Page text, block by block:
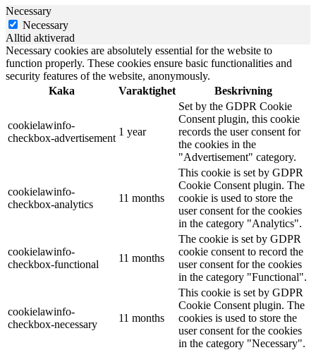
Necessary
Necessary
Alltid aktiverad
Necessary cookies are absolutely essential for the website to
function properly. These cookies ensure basic functionalities and
security features of the website, anonymously.
Kaka
Varaktighet Beskrivning
cookielawinfo-
checkbox-advertisement
1 year
Set by the GDPR Cookie
Consent plugin, this cookie
records the user consent for
the cookies in the
"Advertisement" category.
cookielawinfo-
checkbox-analytics
11 months
This cookie is set by GDPR
Cookie Consent plugin. The
cookie is used to store the
user consent for the cookies
in the category "Analytics".
cookielawinfo-
checkbox-functional
11 months
The cookie is set by GDPR
cookie consent to record the
user consent for the cookies
in the category "Functional".
cookielawinfo-
checkbox-necessary
11 months
This cookie is set by GDPR
Cookie Consent plugin. The
cookies is used to store the
user consent for the cookies
in the category "Necessary".